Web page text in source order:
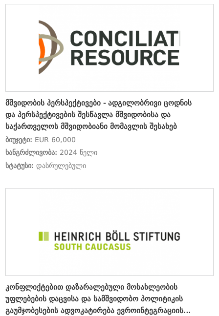
მშვიდობის პერსპექტივები - ადგილობრივი ცოდნის
და პერსპექტივების შესწავლა მშვიდობისა და
საქართველოს მშვიდობიანი მომავლის შესახებ
ბიუჯეტი: EUR 60,000
ხანგრძლივობა: 2024 წელი
სტატუსი:დასრულებული
კონფლიქტებით დაზარალებული მოსახლეობის
უფლებების დაცვისა და სამშვიდობო პოლიტიკის
გაუმჯობესების ადვოკატირება ევროინტეგრაციის